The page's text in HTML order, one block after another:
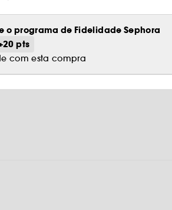
o programa de Fidelidade Sephora
pts
com esta compra